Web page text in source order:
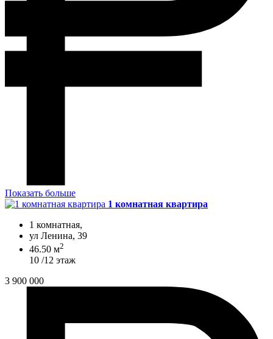
Показать больше
1 комнатная квартира
1 комнатная,
ул Ленина, 39
46.50 м2
10 /12 этаж
3 900 000